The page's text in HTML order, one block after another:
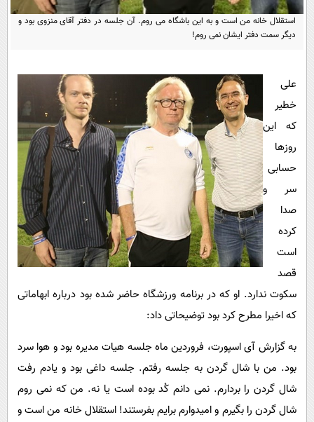
سرگرمی
حوادث
محیط زیست
سلامت
حیات وحش
سیاست خارجی
دانلود
استقلال خانه من است و به این باشگاه می روم. آن جلسه در دفتر آقای منزوی بود و
دیگر سمت دفتر ایشان نمی روم!
علی
خطیر
که این
روزها
حسابی
سر و
صدا
کرده
است
قصد
سکوت ندارد. او که در برنامه ورزشگاه حاضر شده بود درباره ابهاماتی
که اخیرا مطرح کرد بود توضیحاتی داد:
به گزارش آی اسپورت، فروردین ماه جلسه هیات مدیره بود و هوا سرد
بود. من با شال گردن به جلسه رفتم. جلسه داغی بود و یادم رفت
شال گردن را بردارم. نمی دانم کُد بوده است یا نه. من که نمی روم
شال گردن را بگیرم و امیدوارم برایم بفرستند! استقلال خانه من است و